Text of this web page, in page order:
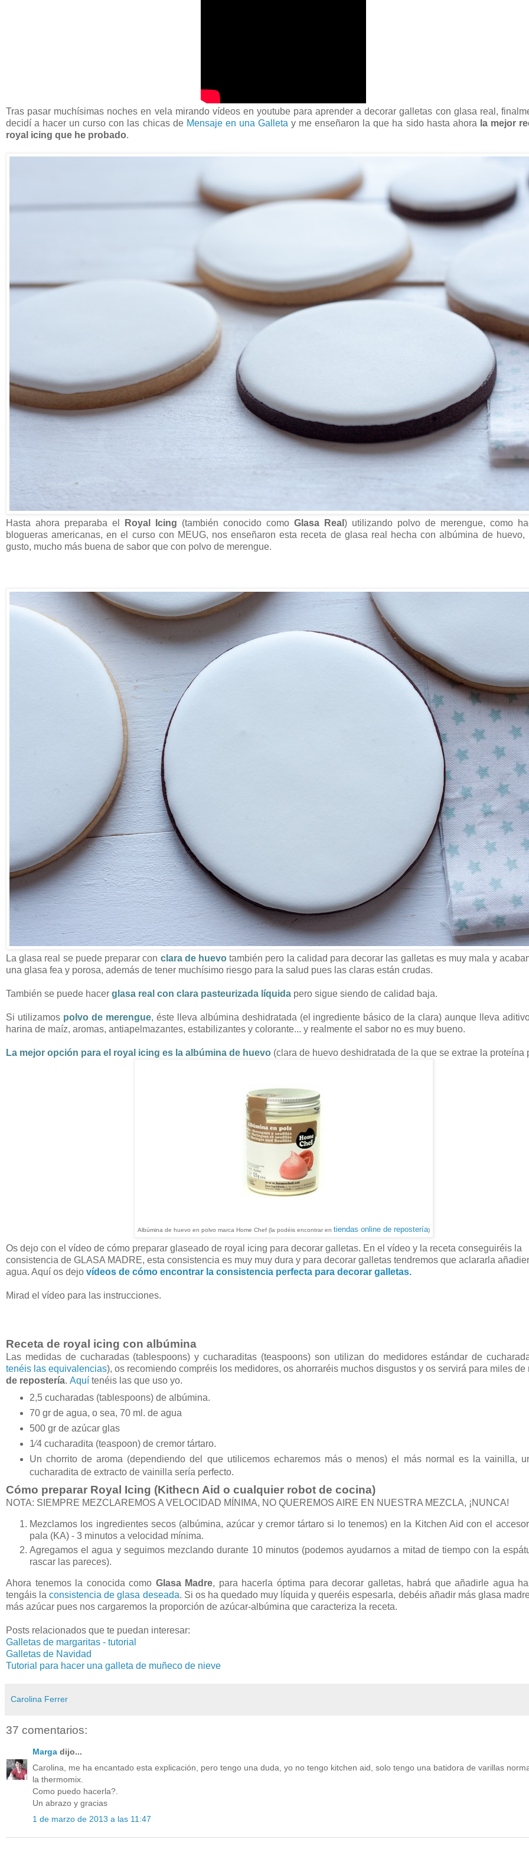
Tras pasar muchísimas noches en vela mirando vídeos en youtube para aprender a decorar galletas con glasa real,
decidí a hacer un curso con las chicas de Mensaje en una Galleta y me enseñaron la que ha sido hasta ahora la mejor
royal icing que he probado.
Hasta ahora preparaba el Royal Icing (también conocido como Glasa Real ) utilizando polvo de merengue, como
blogueras americanas, en el curso con MEUG, nos enseñaron esta receta de glasa real hecha con albúmina de huevo,
gusto, mucho más buena de sabor que con polvo de merengue.
La glasa real se puede preparar con clara de huevotambién pero la calidad para decorar las galletas es muy mala y
una glasa fea y porosa, además de tener muchísimo riesgo para la salud pues las claras están crudas.
También se puede hacer glasa real con clara pasteurizada líquida pero sigue siendo de calidad baja.
Si utilizamos polvo de merengue, éste lleva albúmina deshidratada (el ingrediente básico de la clara) aunque lleva
harina de maíz, aromas, antiapelmazantes, estabilizantes y colorante... y realmente el sabor no es muy bueno.
La mejor opción para el royal icing es la albúmina de huevo (clara de huevo deshidratada de la que se extrae la proteína
Albúmina de huevo en polvo marca Home Chef (la podéis encontrar en tiendas online de repostería)
Os dejo con el vídeo de cómo preparar glaseado de royal icing para decorar galletas. En el vídeo y la receta conseguiréis la
consistencia de GLASA MADRE, esta consistencia es muy muy dura y para decorar galletas tendremos que aclararla
agua. Aquí os dejo vídeos de cómo encontrar la consistencia perfecta para decorar galletas.
Mirad el vídeo para las instrucciones.
Receta de royal icing con albúmina
Las medidas de cucharadas (tablespoons) y cucharaditas (teaspoons) son utilizan do medidores estándar de
tenéis las equivalencias), os recomiendo compréis los medidores, os ahorraréis muchos disgustos y os servirá para miles de
de repostería. Aquí tenéis las que uso yo.
2,5 cucharadas (tablespoons) de albúmina.
70 gr de agua, o sea, 70 ml. de agua
500 gr de azúcar glas
1⁄4 cucharadita (teaspoon) de cremor tártaro.
Un chorrito de aroma (dependiendo del que utilicemos echaremos más o menos) el más normal es la vainilla,
cucharadita de extracto de vainilla sería perfecto.
Cómo preparar Royal Icing (Kithecn Aid o cualquier robot de cocina)
NOTA: SIEMPRE MEZCLAREMOS A VELOCIDAD MÍNIMA, NO QUEREMOS AIRE EN NUESTRA MEZCLA, ¡NUNCA!
Mezclamos los ingredientes secos (albúmina, azúcar y cremor tártaro si lo tenemos) en la Kitchen Aid con el
pala (KA) - 3 minutos a velocidad mínima.
Agregamos el agua y seguimos mezclando durante 10 minutos (podemos ayudarnos a mitad de tiempo con la
rascar las pareces).
Ahora tenemos la conocida como Glasa Madre, para hacerla óptima para decorar galletas, habrá que añadirle agua
tengáis laconsistencia de glasa deseada. Si os ha quedado muy líquida y queréis espesarla, debéis añadir más glasa
más azúcar pues nos cargaremos la proporción de azúcar-albúmina que caracteriza la receta.
Posts relacionados que te puedan interesar:
Galletas de margaritas - tutorial
Galletas de Navidad
Tutorial para hacer una galleta de muñeco de nieve
Carolina Ferrer
37 comentarios:
Marga dijo...
Carolina, me ha encantado esta explicación, pero tengo una duda, yo no tengo kitchen aid, solo tengo una batidora de varillas
la thermomix.
Como puedo hacerla?.
Un abrazo y gracias
1 de marzo de 2013 a las 11:47